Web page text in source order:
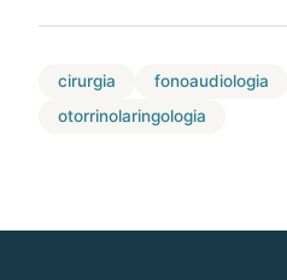
cirurgia fonoaudiologia
otorrinolaringologia